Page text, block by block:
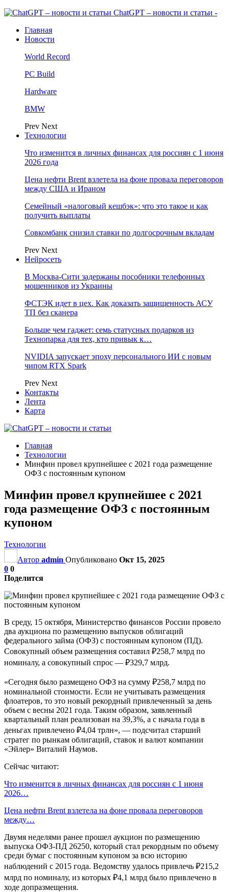
ChatGPT – новости и статьи -
Главная
Новости
World Record
PC Build
Hardware
BMW
Prev Next
Технологии
Что изменится в личных финансах для россиян с 1 июня
2026 года
Цена нефти Brent взлетела на фоне провала переговоров
между США и Ираном
Семейный «налоговый кешбэк»: что это такое и как
получить выплаты
Совкомбанк снизил ставки по долгосрочным вкладам
Prev Next
Нейросеть
В Москва-Сити задержаны пособники телефонных
мошенников из Украины
ФСТЭК идет в цех. Как доказать защищенность АСУ
ТП без сканера
Больше чем гаджет: семь статусных подарков из
Технопарка для тех, кто привык к…
NVIDIA запускает эпоху персонального ИИ с новым
чипом RTX Spark
Prev Next
Контакты
Лента
Карта
Главная
Технологии
Минфин провел крупнейшее с 2021 года размещение
ОФЗ с постоянным купоном
Минфин провел крупнейшее с 2021
года размещение ОФЗ с постоянным
купоном
Технологии
Автор admin Опубликовано Окт 15, 2025
0 0
Поделится
В среду, 15 октября, Министерство финансов России провело
два аукциона по размещению выпусков облигаций
федерального займа (ОФЗ) с постоянным купоном (ПД).
Совокупный объем размещения составил ₽258,7 млрд по
номиналу, а совокупный спрос — ₽329,7 млрд.
«Сегодня было размещено ОФЗ на сумму ₽258,7 млрд по
номинальной стоимости. Если не учитывать размещения
флоатеров, то это новый рекордный привлеченный за день
объем с весны 2021 года. Таким образом, заявленный
квартальный план реализован на 39,3%, а с начала года в
деньгах привлечено ₽4,04 трлн», — подсчитал старший
стратег по рынкам облигаций, ставок и валют компании
«Эйлер» Виталий Наумов.
Сейчас читают:
Что изменится в личных финансах для россиян с 1 июня
2026…
Цена нефти Brent взлетела на фоне провала переговоров
между…
Двумя неделями ранее прошел аукцион по размещению
выпуска ОФЗ-ПД 26250, который стал рекордным по объему
среди бумаг с постоянным купоном за всю историю
наблюдений с 2015 года. Ведомству удалось привлечь ₽215,2
млрд по номиналу, из которых ₽4,1 млрд было привлечено в
ходе допразмещения.